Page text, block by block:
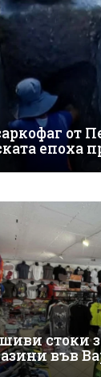
от
епоха
стоки
във